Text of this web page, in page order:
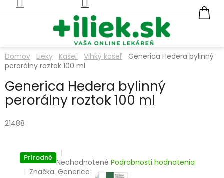
LIEKY
VITAMÍNY
MINERÁLY
EROTIKA
Domov Lieky Kašeľ Vlhký kašeľ
Generica Hedera bylinný
perorálny roztok 100 ml
Generica Hedera bylinný
perorálny roztok 100 ml
21488
Prírodné Priemerné
hodnotenie
Neohodnotené Podrobnosti hodnotenia
Značka:Generica